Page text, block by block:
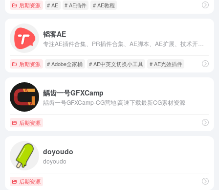
后期资源 # AE # AE插件 # AE教程
韬客AE
后期资源 # Adobe全家桶 # AE中英文切换小工具 # AE光效插件
龋齿一号GFXCamp
龋齿一号GFXCamp-CG营地|高速下载最新CG素材资源
后期资源
doyoudo
doyoudo
后期资源